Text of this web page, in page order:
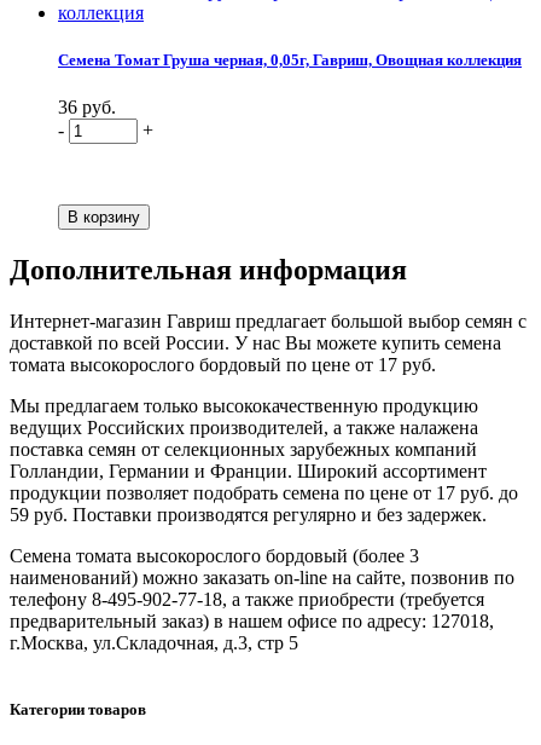
Семена Томат Груша черная, 0,05г, Гавриш, Овощная коллекция
36 руб.
-
+
Дополнительная информация
Интернет-магазин Гавриш предлагает большой выбор семян с
доставкой по всей России. У нас Вы можете купить семена
томата высокорослого бордовый по цене от 17 руб.
Мы предлагаем только высококачественную продукцию
ведущих Российских производителей, а также налажена
поставка семян от селекционных зарубежных компаний
Голландии, Германии и Франции. Широкий ассортимент
продукции позволяет подобрать семена по цене от 17 руб. до
59 руб. Поставки производятся регулярно и без задержек.
Семена томата высокорослого бордовый (более 3
наименований) можно заказать on-line на сайте, позвонив по
телефону 8-495-902-77-18, а также приобрести (требуется
предварительный заказ) в нашем офисе по адресу: 127018,
г.Москва, ул.Складочная, д.3, стр 5
Категории товаров